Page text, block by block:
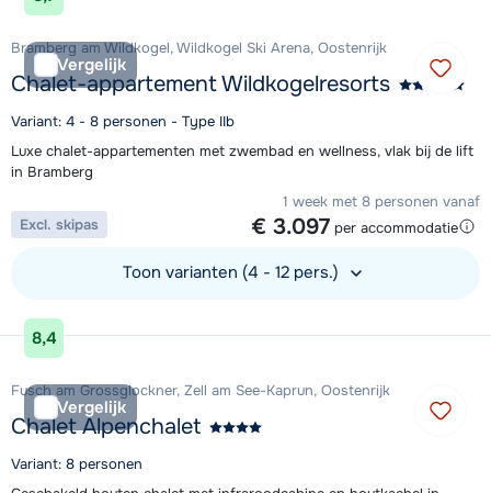
Vergelijk
Bramberg am Wildkogel, Wildkogel Ski Arena, Oostenrijk
Chalet-appartement Wildkogelresorts
Variant: 4 - 8 personen - Type IIb
Luxe chalet-appartementen met zwembad en wellness, vlak bij de lift
in Bramberg
1 week met 8 personen vanaf
€ 3.097 per accommodatie
Excl. skipas
Toon varianten (4 - 12 pers.)
Bekijk accommodatie
8,4
Vergelijk
Fusch am Grossglockner, Zell am See-Kaprun, Oostenrijk
Chalet Alpenchalet
Variant: 8 personen